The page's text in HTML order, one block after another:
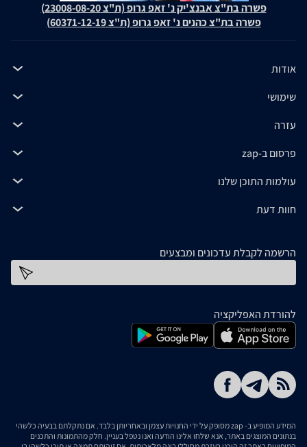
פשרה בת"צ אבנצ'יק נ' זאפ גרופ (ת"צ 23008-08-20)
פשרה בת"צ כהנים נ' זאפ גרופ (ת"צ 60371-12-19)
אודות
שימושי
עזרה
פרסום ב-zap
עולמות התוכן שלנו
חוות דעת
הרשמה לקבלת עדכונים ומבצעים
להורדת האפליקציה
המידע המופיע ב- zap מסופק על ידי החנויות עצמן ובאחריותן בלבד. אם נתקלתם בבעיה כלשהי
בנתונים המוצגים באתר, אנא שלחו אלינו הודעה ואנו נטפל בעניין. חלק מהתמונות והתכנים